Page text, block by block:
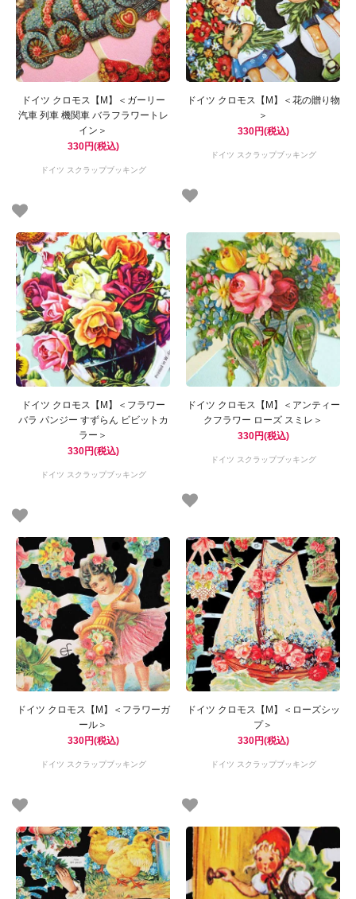
ドイツ クロモス【M】＜ガーリー
汽車 列車 機関車 バラフラワートレ
イン＞
330円(税込)
ドイツ スクラップブッキング
ドイツ クロモス【M】＜花の贈り物
＞
330円(税込)
ドイツ スクラップブッキング
ドイツ クロモス【M】＜フラワー
バラ パンジー すずらん ビビットカ
ラー＞
330円(税込)
ドイツ スクラップブッキング
ドイツ クロモス【M】＜アンティー
クフラワー ローズ スミレ＞
330円(税込)
ドイツ スクラップブッキング
ドイツ クロモス【M】＜フラワーガ
ール＞
330円(税込)
ドイツ スクラップブッキング
ドイツ クロモス【M】＜ローズシッ
プ＞
330円(税込)
ドイツ スクラップブッキング